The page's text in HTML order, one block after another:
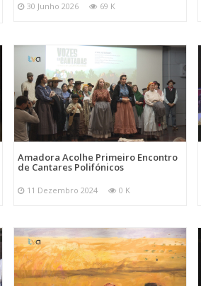
30 Junho 2026 69 K
Amadora Acolhe Primeiro Encontro
de Cantares Polifónicos
11 Dezembro 2024 0 K